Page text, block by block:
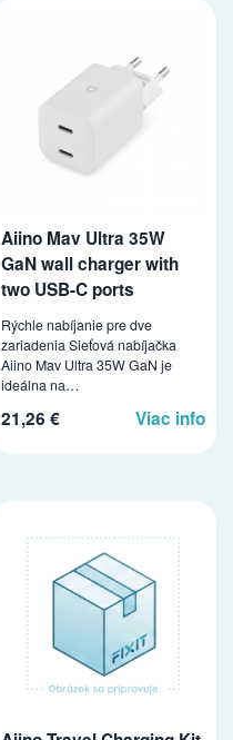
Aiino Mav Ultra 35W
GaN wall charger with
two USB-C ports
Rýchle nabíjanie pre dve
zariadenia Sieťová nabíjačka
Aiino Mav Ultra 35W GaN je
ideálna na…
21,26 € Viac info